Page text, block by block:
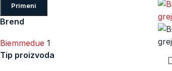
Primeni
Brend
Biemmedue 1
Tip proizvoda